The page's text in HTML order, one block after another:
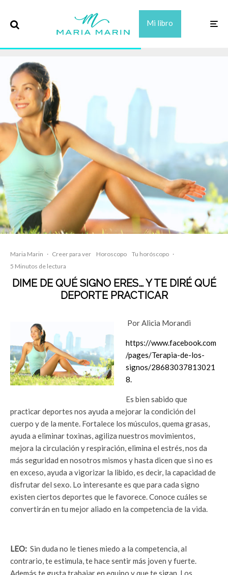
Mi libro
Maria Marin · Creer para ver Horoscopo Tu horóscopo ·
5 Minutos de lectura
DIME DE QUÉ SIGNO ERES… Y TE DIRÉ QUÉ
DEPORTE PRACTICAR
Por Alicia Morandi
https://www.facebook.com
/pages/Terapia-de-los-
signos/28683037813021
8.
Es bien sabido que
practicar deportes nos ayuda a mejorar la condición del
cuerpo y de la mente. Fortalece los músculos, quema grasas,
ayuda a eliminar toxinas, agiliza nuestros movimientos,
mejora la circulación y respiración, elimina el estrés, nos da
más seguridad en nosotros mismos y hasta dicen que si no es
en exceso, ayuda a vigorizar la libido, es decir, la capacidad de
disfrutar del sexo. Lo interesante es que para cada signo
existen ciertos deportes que le favorece. Conoce cuáles se
convertirán en tu mejor aliado en la competencia de la vida.
LEO: Sin duda no le tienes miedo a la competencia, al
contrario, te estimula, te hace sentir más joven y fuerte.
Además te gusta trabajar en equipo y que te sigan. Los